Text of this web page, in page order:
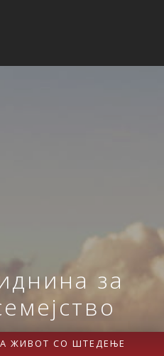
за
ЖИВОТ СО ШТЕДЕЊЕ